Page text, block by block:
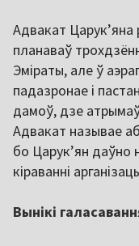
Адвакат
планаваў
Эміраты, але ў
падазронае і
дамоў, дзе
Адвакат называе
бо Царук’ян
кіраванні
Вынікі